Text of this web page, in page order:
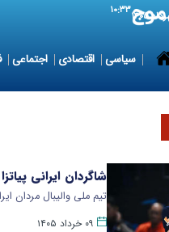
۱۰:۳۳
سیاسی اقتصادی اجتماعی
شاگردان ایرانی
تیم ملی والیبال مردان
۰۹ خرداد ۱۴۰۵